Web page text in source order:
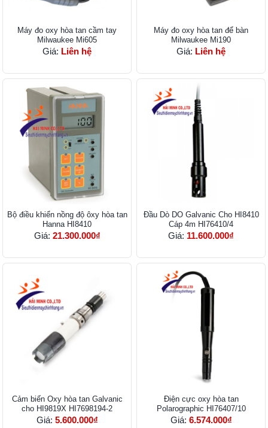
Máy đo oxy hòa tan cầm tay
Milwaukee Mi605
Giá: Liên hệ
Máy đo oxy hòa tan để bàn
Milwaukee Mi190
Giá: Liên hệ
Bộ điều khiển nồng độ ôxy hòa tan
Hanna HI8410
Giá: 21.300.000₫
Đầu Dò DO Galvanic Cho HI8410
Cáp 4m HI76410/4
Giá: 11.600.000₫
Cảm biến Oxy hòa tan Galvanic
cho HI9819X HI7698194-2
Giá: 5.600.000₫
Điện cực oxy hòa tan
Polarographic HI76407/10
Giá: 6.574.000₫